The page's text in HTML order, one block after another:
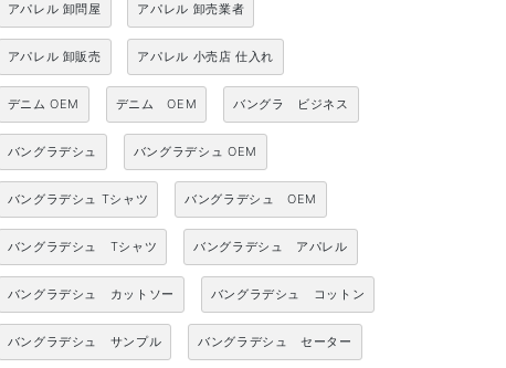
アパレル 卸問屋 アパレル 卸売業者
アパレル 卸販売 アパレル 小売店 仕入れ
デニム OEM デニム OEM バングラ ビジネス
バングラデシュ バングラデシュ OEM
バングラデシュ Tシャツ バングラデシュ OEM
バングラデシュ Tシャツ バングラデシュ アパレル
バングラデシュ カットソー バングラデシュ コットン
バングラデシュ サンプル バングラデシュ セーター